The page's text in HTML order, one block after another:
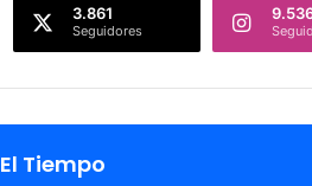
3.861
Seguidores
El Tiempo